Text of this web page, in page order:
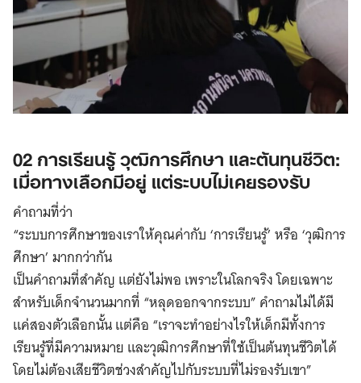
02 การเรียนรู้ วุฒิการศึกษา และต้นทุนชีวิต:
เมื่อทางเลือกมีอยู่ แต่ระบบไม่เคยรองรับ
คำถามที่ว่า
“ระบบการศึกษาของเราให้คุณค่ากับ ‘การเรียนรู้’ หรือ ‘วุฒิการ
ศึกษา’ มากกว่ากัน
เป็นคำถามที่สำคัญ แต่ยังไม่พอ เพราะในโลกจริง โดยเฉพาะ
สำหรับเด็กจำนวนมากที่ “หลุดออกจากระบบ” คำถามไม่ได้มี
แค่สองตัวเลือกนั้น แต่คือ “เราจะทำอย่างไรให้เด็กมีทั้งการ
เรียนรู้ที่มีความหมาย และวุฒิการศึกษาที่ใช้เป็นต้นทุนชีวิตได้
โดยไม่ต้องเสียชีวิตช่วงสำคัญไปกับระบบที่ไม่รองรับเขา”